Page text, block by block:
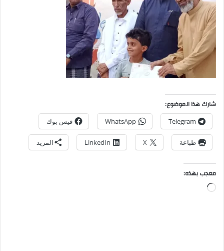
شارك هذا الموضوع:
Telegram
WhatsApp فيس بوك
طباعة X
LinkedIn المزيد
معجب بهذه: